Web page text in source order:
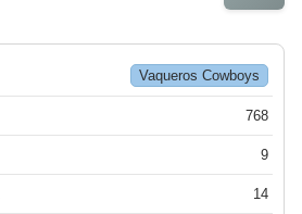
Vaqueros Cowboys
768
9
14